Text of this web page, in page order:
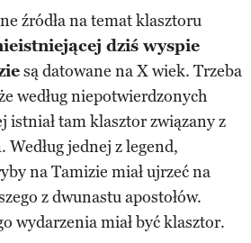
źródła na temat klasztoru
dziś wyspie
są datowane na X wiek. Trzeba
według niepotwierdzonych
istniał tam klasztor związany z
. Według jednej z legend,
na Tamizie miał ujrzeć na
z dwunastu apostołów.
wydarzenia miał być klasztor.